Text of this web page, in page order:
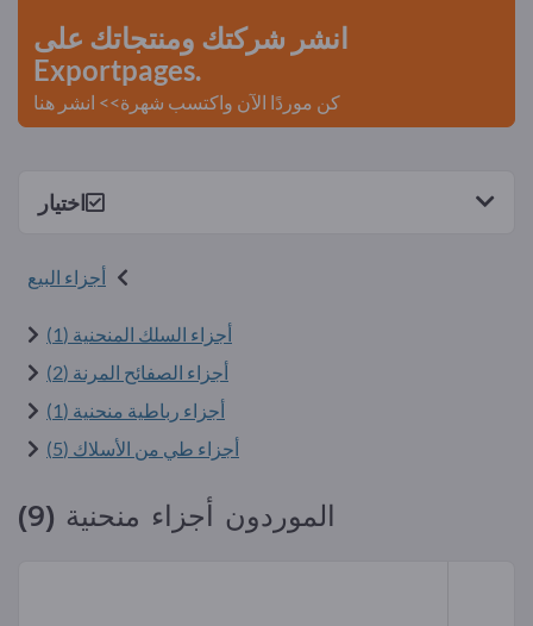
انشر شركتك ومنتجاتك على
Exportpages.
كن موردًا الآن واكتسب شهرة>> انشر هنا
اختيار
أجزاء البيع
أجزاء السلك المنحنية (1)
أجزاء الصفائح المرنة (2)
أجزاء رباطية منحنية (1)
أجزاء طي من الأسلاك (5)
الموردون أجزاء منحنية (9)